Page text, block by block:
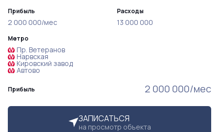
Прибыль 2 000 000/мес
ЗАПИСАТЬСЯ
на просмотр объекта
Прибыль
2 000 000/мес
Расходы
13 000 000
Метро
Пр. Ветеранов
Нарвская
Кировский завод
Автово